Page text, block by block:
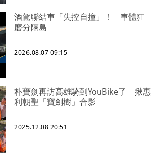
酒駕聯結車「失控自撞」！ 車體狂
磨分隔島
2026.08.07 09:15
朴寶劍再訪高雄騎到YouBike了 揪惠
利朝聖「寶劍樹」合影
2025.12.08 20:51